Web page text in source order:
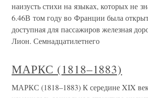
наизусть стихи на языках, которых не
6.46В том году во Франции была
доступная для пассажиров железная
Лион. Семнадцатилетнего
МАРКС (1818–1883)
МАРКС (1818–1883) К середине XIX